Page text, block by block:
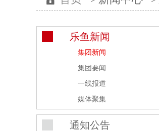
乐鱼新闻
集团新闻
集团要闻
一线报道
媒体聚集
通知公告